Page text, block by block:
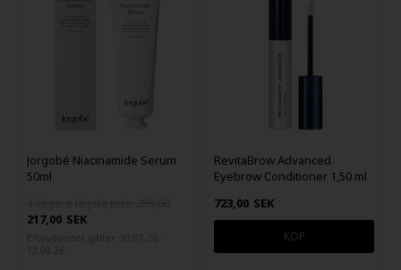
Jorgobé Niacinamide Serum
50ml
217,00 SEK
RevitaBrow Advanced
Eyebrow Conditioner 1,50 ml
723,00 SEK